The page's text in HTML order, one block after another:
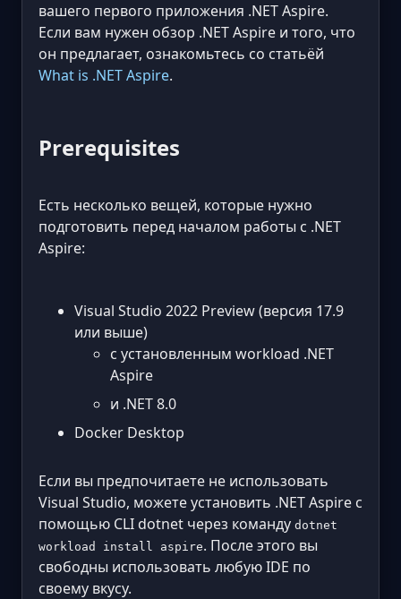
вашего первого приложения .NET Aspire.
Если вам нужен обзор .NET Aspire и того, что
он предлагает, ознакомьтесь со статьёй
What is .NET Aspire.
Prerequisites
Есть несколько вещей, которые нужно
подготовить перед началом работы с .NET
Aspire:
Visual Studio 2022 Preview (версия 17.9
или выше)
с установленным workload .NET
Aspire
и .NET 8.0
Docker Desktop
Если вы предпочитаете не использовать
Visual Studio, можете установить .NET Aspire с
помощью CLI dotnet через команду dotnet
workload install aspire. После этого вы
свободны использовать любую IDE по
своему вкусу.